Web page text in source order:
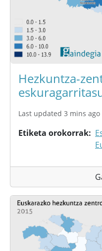
Hezkuntza-
Last updated 3 mins ago
Etiketa orokorrak